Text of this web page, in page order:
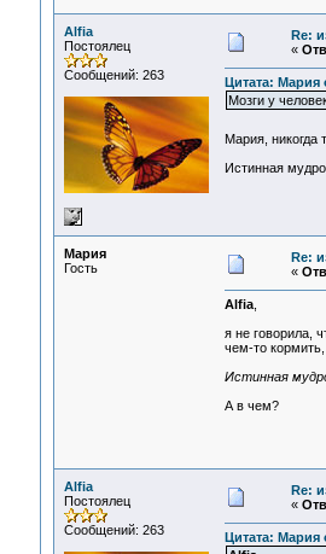
Alfia
Постоялец
Сообщений: 263
Re:
«
Цитата: Мария
Мозги у
Мария, никогда
Истинная
Мария
Гость
Re:
«
Alfia,
я не говорила,
чем-то кормить,
Истинная
А в чем?
Alfia
Постоялец
Сообщений: 263
Re:
«
Цитата: Мария